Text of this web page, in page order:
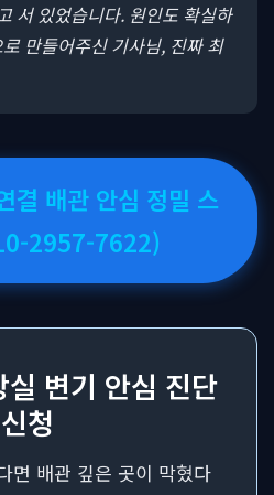
서 있었습니다. 원인도 확실하
만들어주신 기사님, 진짜 최
결 배관 안심 정밀 스
2957-7622)
변기 안심 진단
신청
면 배관 깊은 곳이 막혔다